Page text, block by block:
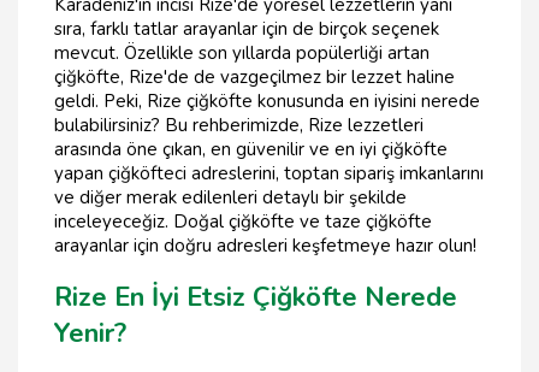
Karadeniz'in incisi Rize'de yöresel lezzetlerin yanı
sıra, farklı tatlar arayanlar için de birçok seçenek
mevcut. Özellikle son yıllarda popülerliği artan
çiğköfte, Rize'de de vazgeçilmez bir lezzet haline
geldi. Peki, Rize çiğköfte konusunda en iyisini nerede
bulabilirsiniz? Bu rehberimizde, Rize lezzetleri
arasında öne çıkan, en güvenilir ve en iyi çiğköfte
yapan çiğköfteci adreslerini, toptan sipariş imkanlarını
ve diğer merak edilenleri detaylı bir şekilde
inceleyeceğiz. Doğal çiğköfte ve taze çiğköfte
arayanlar için doğru adresleri keşfetmeye hazır olun!
Rize En İyi Etsiz Çiğköfte Nerede
Yenir?